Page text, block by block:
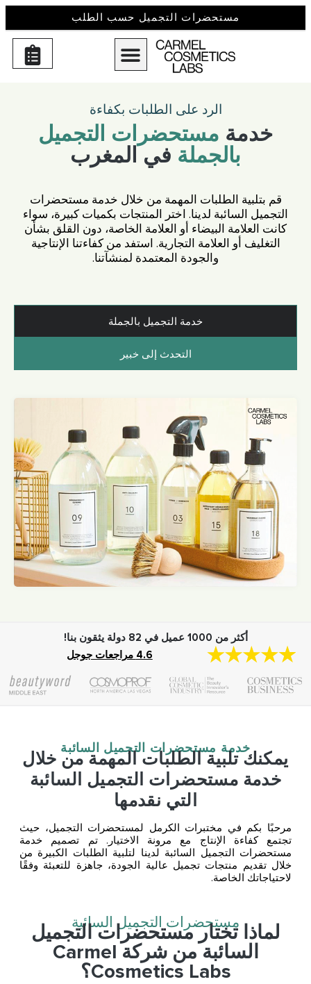
مستحضرات التجميل حسب الطلب
الرد على الطلبات بكفاءة
خدمة مستحضرات التجميل
بالجملة في المغرب
قم بتلبية الطلبات المهمة من خلال خدمة مستحضرات
التجميل السائبة لدينا. اختر المنتجات بكميات كبيرة، سواء
كانت العلامة البيضاء أو العلامة الخاصة، دون القلق بشأن
التغليف أو العلامة التجارية. استفد من كفاءتنا الإنتاجية
والجودة المعتمدة لمنشآتنا.
خدمة التجميل بالجملة
التحدث إلى خبير
أكثر من 1000 عميل في 82 دولة يثقون بنا!
4.6 مراجعات جوجل
خدمة مستحضرات التجميل السائبة
يمكنك تلبية الطلبات المهمة من خلال
خدمة مستحضرات التجميل السائبة
التي نقدمها
مرحبًا بكم في مختبرات الكرمل لمستحضرات التجميل، حيث
تجتمع كفاءة الإنتاج مع مرونة الاختيار. تم تصميم خدمة
مستحضرات التجميل السائبة لدينا لتلبية الطلبات الكبيرة من
خلال تقديم منتجات تجميل عالية الجودة، جاهزة للتعبئة وفقًا
لاحتياجاتك الخاصة.
مستحضرات التجميل السائبة
لماذا تختار مستحضرات التجميل
السائبة من شركة Carmel
Cosmetics Labs؟